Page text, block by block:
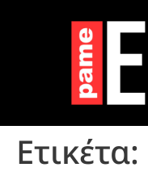
Ετικέτα: